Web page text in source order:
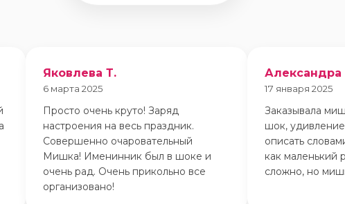
Яковлева Т.
6 марта 2025
Просто очень круто! Заряд
настроения на весь праздник.
Совершенно очаровательный
Мишка! Именинник был в шоке и
очень рад. Очень прикольно все
организовано!
Александра
17 января 2025
Заказывала
шок,
описать
как маленький
сложно, но